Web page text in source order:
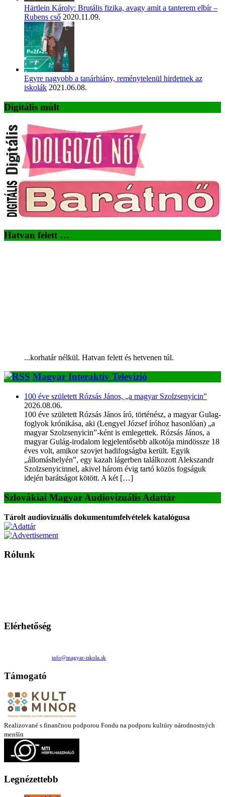
Härtlein Károly: Brutális fizika, avagy amit a tanterem elbír –
Rubens cső 2020.11.09.
Egyre nagyobb a tanárhiány, reménytelenül hirdetnek az
iskolák 2021.06.08.
Digitális múlt
Hatvan felett …
...korhatár nélkül. Hatvan felett és hetvenen túl.
Magyar Interaktív Televízió
100 éve született Rózsás János, „a magyar Szolzsenyicin”
2026.08.06.
100 éve született Rózsás János író, történész, a magyar Gulag-
foglyok krónikása, aki (Lengyel József íróhoz hasonlóan) „a
magyar Szolzsenyicin”-ként is emlegettek. Rózsás János, a
magyar Gulág-irodalom legjelentősebb alkotója mindössze 18
éves volt, amikor szovjet hadifogságba került. Egyik
„állomáshelyén”, egy kazah lágerben találkozott Alekszandr
Szolzsenyicinnel, akivel három évig tartó közös fogságuk
idején barátságot kötött. A két […]
Szlovákiai Magyar Audiovizuális Adattár
Tárolt audiovizuális dokumentumfelvételek katalógusa
Rólunk
Elérhetőség
info@magyar-iskola.sk
Támogató
Realizované s finančnou podporou Fondu na podporu kultúry národnostných
menšín
Legnézettebb